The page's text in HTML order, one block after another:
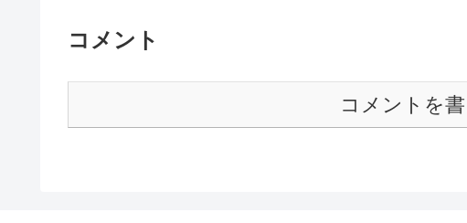
コメント
コメントを